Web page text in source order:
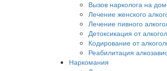
Вызов нарколога на дом
Лечение женского
Лечение пивного
Детоксикация от
Кодирование от
Реабилитация
Наркомания